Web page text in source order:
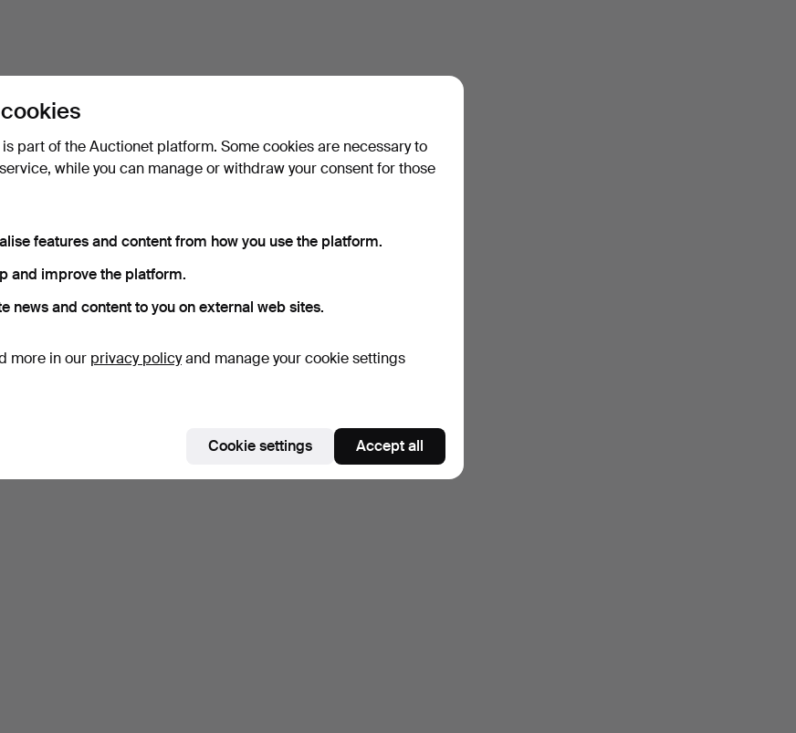
part of the Auctionet platform. Some cookies are necessary to
while you can manage or withdraw your consent for those
features and content from how you use the platform.
and improve the platform.
news and content to you on external web sites.
more in our privacy policyand manage your cookie settings
Cookie settings Accept all